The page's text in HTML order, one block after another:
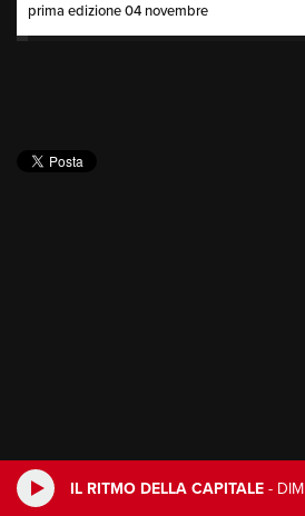
IL RITMO DELLA CAPITALE -
prima edizione 04 novembre